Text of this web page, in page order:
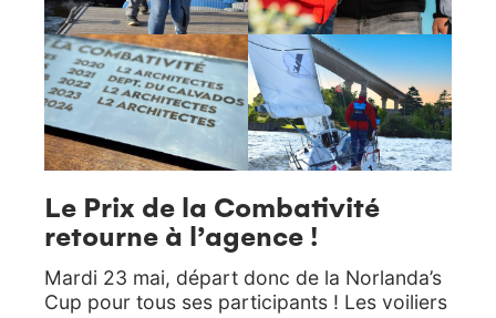
Le Prix de la Combativité
retourne à l’agence !
Mardi 23 mai, départ donc de la Norlanda’s
Cup pour tous ses participants ! Les voiliers